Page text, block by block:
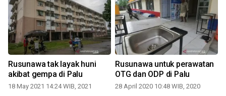
Rusunawa tak layak huni
akibat gempa di Palu
18 May 2021 14:24 WIB, 2021
Rusunawa untuk perawatan
OTG dan ODP di Palu
28 April 2020 10:48 WIB, 2020